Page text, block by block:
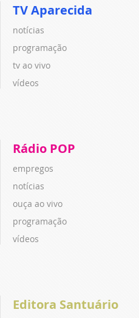
TV Aparecida
notícias
programação
tv ao vivo
vídeos
Rádio POP
empregos
notícias
ouça ao vivo
programação
vídeos
Editora Santuário